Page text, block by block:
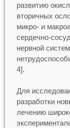
развитию
вторичных
микро- и
сердечно-
нервной
4].
Для
разработки
лечению